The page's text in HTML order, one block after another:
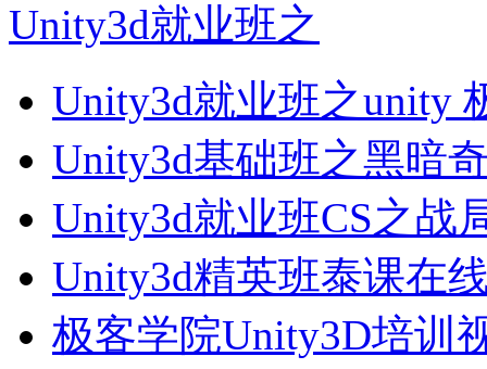
Unity3d就业班之
Unity3d就业班之unity
Unity3d基础班之黑暗
Unity3d就业班CS之战
Unity3d精英班泰课在
极客学院Unity3D培训